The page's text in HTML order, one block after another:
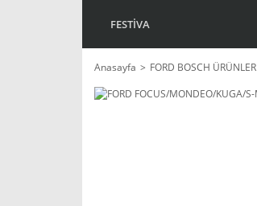
FESTİVA
Anasayfa FORD BOSCH ÜRÜNLER